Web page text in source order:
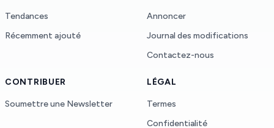
Tendances
Récemment ajouté
Annoncer
Journal des modifications
Contactez-nous
CONTRIBUER
Soumettre une Newsletter
LÉGAL
Termes
Confidentialité